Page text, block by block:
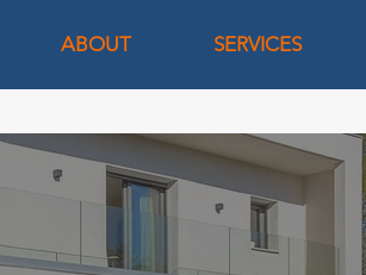
ABOUT SERVICES